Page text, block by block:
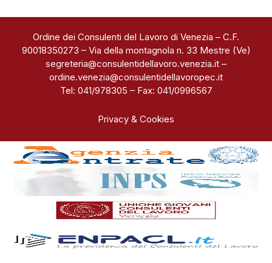
Ordine dei Consulenti del Lavoro di Venezia – C.F.
90018350273 – Via della montagnola n. 33 Mestre (Ve)
segreteria@consulentidellavoro.venezia.it –
ordine.venezia@consulentidellavoropec.it
Tel: 041/978305 – Fax: 041/0996567
Privacy & Cookies